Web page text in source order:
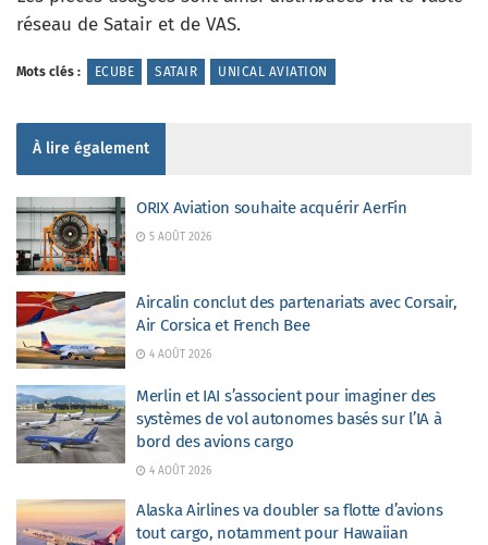
réseau de Satair et de VAS.
Mots clés : ECUBE SATAIR UNICAL AVIATION
À lire également
ORIX Aviation souhaite acquérir AerFin
5 AOÛT 2026
Aircalin conclut des partenariats avec Corsair,
Air Corsica et French Bee
4 AOÛT 2026
Merlin et IAI s’associent pour imaginer des
systèmes de vol autonomes basés sur l’IA à
bord des avions cargo
4 AOÛT 2026
Alaska Airlines va doubler sa flotte d’avions
tout cargo, notamment pour Hawaiian